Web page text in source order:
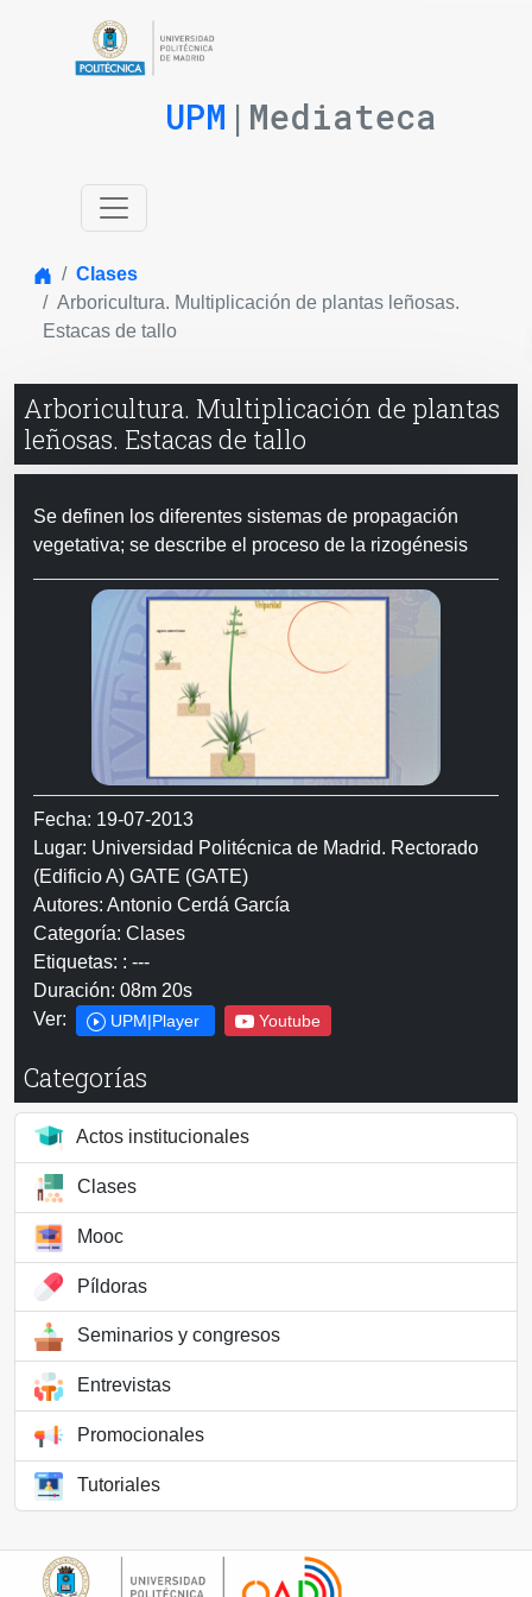
UPM |Mediateca
Inicio
Clases
Arboricultura. Multiplicación de plantas leñosas.
Estacas de tallo
Arboricultura. Multiplicación de plantas
leñosas. Estacas de tallo
Se definen los diferentes sistemas de propagación
vegetativa; se describe el proceso de la rizogénesis
Fecha: 19-07-2013
Lugar: Universidad Politécnica de Madrid. Rectorado
(Edificio A) GATE (GATE)
Autores: Antonio Cerdá García
Categoría: Clases
Etiquetas: : ---
Duración: 08m 20s
Ver:
UPM|Player Youtube
Categorías
Actos institucionales
Clases
Mooc
Píldoras
Seminarios y congresos
Entrevistas
Promocionales
Tutoriales